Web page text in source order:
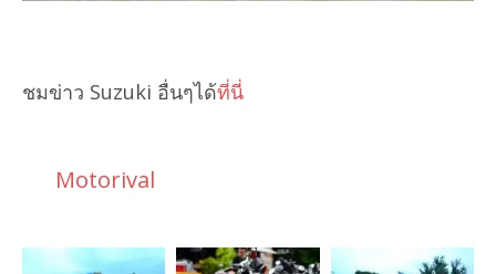
ชมข่าว Suzuki อื่นๆได้ที่นี่
Motorival